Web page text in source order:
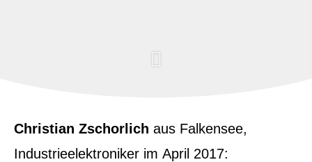
Christian Zschorlich aus Falkensee,
Industrieelektroniker im April 2017: